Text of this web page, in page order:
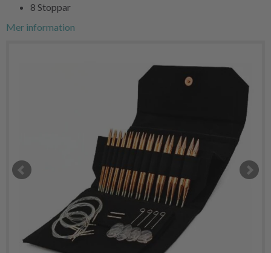
8 Stoppar
Mer information